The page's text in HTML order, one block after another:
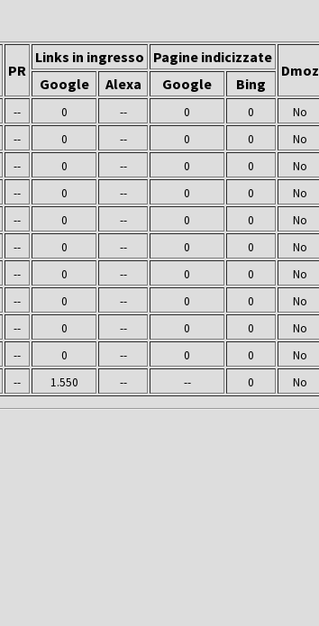
PR
Links in ingresso Pagine indicizzate
Dmoz
Google Alexa Google Bing
-- 0 -- 0 0 No
-- 0 -- 0 0 No
-- 0 -- 0 0 No
-- 0 -- 0 0 No
-- 0 -- 0 0 No
-- 0 -- 0 0 No
-- 0 -- 0 0 No
-- 0 -- 0 0 No
-- 0 -- 0 0 No
-- 0 -- 0 0 No
-- 1.550 -- -- 0 No